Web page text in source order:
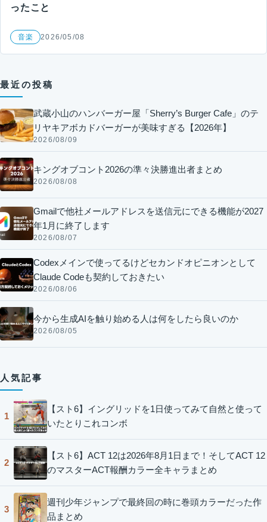
ったこと
音楽 2026/05/08
最近の投稿
武蔵小山のハンバーガー屋「Sherry’s Burger Cafe」のテ
リヤキアボカドバーガーが美味すぎる【2026年】
2026/08/09
キングオブコント2026の準々決勝進出者まとめ
2026/08/08
Gmailで他社メールアドレスを送信元にできる機能が2027
年1月に終了します
2026/08/07
Codexメインで使ってるけどセカンドオピニオンとして
Claude Codeも契約しておきたい
2026/08/06
今から生成AIを触り始める人は何をしたら良いのか
2026/08/05
人気記事
1
【スト6】イングリッドを1日使ってみて自然と使って
いたとりこれコンボ
2
【スト6】ACT 12は2026年8月1日まで！そしてACT 12
のマスターACT報酬カラー全キャラまとめ
3
週刊少年ジャンプで最終回の時に巻頭カラーだった作
品まとめ